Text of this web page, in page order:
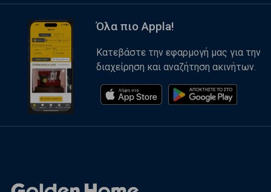
Όλα πιο Appla!
Κατεβάστε την εφαρμογή μας για την
διαχείρηση και αναζήτηση ακινήτων.